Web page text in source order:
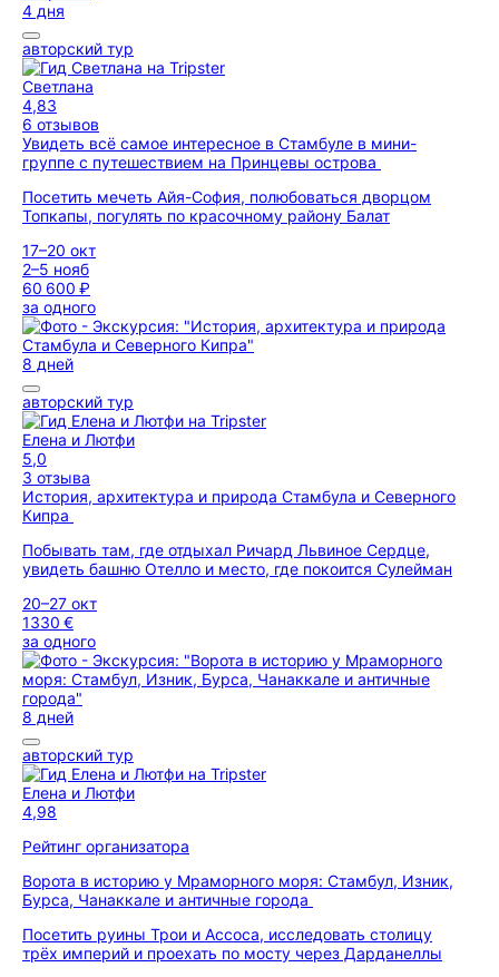
4 дня
авторский тур
Светлана
4,83
6 отзывов
Увидеть всё самое интересное в Стамбуле в мини-
группе с путешествием на Принцевы острова
Посетить мечеть Айя-София, полюбоваться дворцом
Топкапы, погулять по красочному району Балат
17–20 окт
2–5 нояб
60 600 ₽
за одного
8 дней
авторский тур
Елена и Лютфи
5,0
3 отзыва
История, архитектура и природа Стамбула и Северного
Кипра
Побывать там, где отдыхал Ричард Львиное Сердце,
увидеть башню Отелло и место, где покоится Сулейман
20–27 окт
1330 €
за одного
8 дней
авторский тур
Елена и Лютфи
4,98
Рейтинг организатора
Ворота в историю у Мраморного моря: Стамбул, Изник,
Бурса, Чанаккале и античные города
Посетить руины Трои и Ассоса, исследовать столицу
трёх империй и проехать по мосту через Дарданеллы